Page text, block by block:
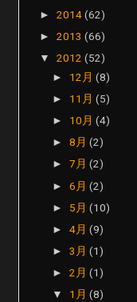
► 2014(62)
► 2013 (66)
▼ 2012 (52)
► 12月(8)
► 11月(5)
► 10月(4)
►8月(2)
►7月(2)
►6月(2)
► 5月(10)
►4月(9)
►3月(1)
►2月(1)
▼ 1月(8)